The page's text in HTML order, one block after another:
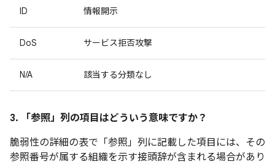
ID 情報開示
DoS サービス拒否攻撃
N/A 該当する分類なし
3. 「参照」 列の項目はどういう意味ですか？
脆弱性の詳細の表で「参照」 列に記載した項目には、その
参照番号が属する組織を示す接頭辞が含まれる場合があり